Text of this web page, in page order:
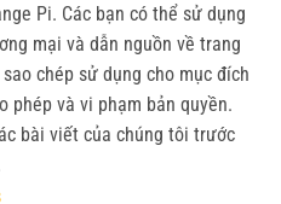
Pi. Các bạn có thể sử dụng
mại và dẫn nguồn về trang
chép sử dụng cho mục đích
phép và vi phạm bản quyền.
bài viết của chúng tôi trước